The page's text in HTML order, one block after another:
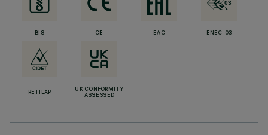
BIS CE EAC ENEC-03
RETILAP
UK CONFORMITY
ASSESSED